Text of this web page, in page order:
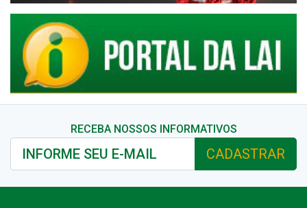
RECEBA NOSSOS INFORMATIVOS
CADASTRAR